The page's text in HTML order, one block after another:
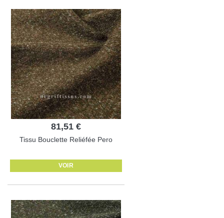
81,51 €
Tissu Bouclette Reliéfée Pero
VOIR